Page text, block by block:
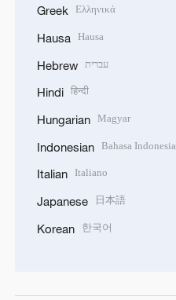
Greek Ελληνικά
Hausa Hausa
Hebrew עברית
Hindi हिन्दी
Hungarian Magyar
Indonesian Bahasa Indonesia
Italian Italiano
Japanese 日本語
Korean 한국어